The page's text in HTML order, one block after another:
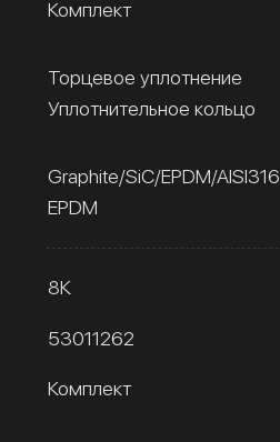
Комплект
Торцевое уплотнение
Уплотнительное кольцо
Graphite/SiC/EPDM/AISI316
EPDM
8К
53011262
Комплект